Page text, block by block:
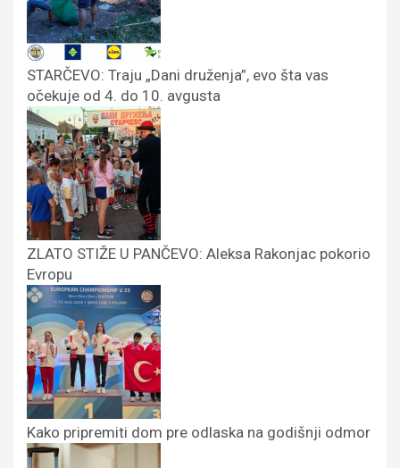
STARČEVO: Traju „Dani druženja”, evo šta vas
očekuje od 4. do 10. avgusta
ZLATO STIŽE U PANČEVO: Aleksa Rakonjac pokorio
Evropu
Kako pripremiti dom pre odlaska na godišnji odmor